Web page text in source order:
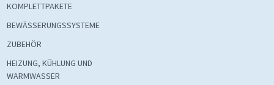
KOMPLETTPAKETE
BEWÄSSERUNGSSYSTEME
ZUBEHÖR
HEIZUNG, KÜHLUNG UND
WARMWASSER